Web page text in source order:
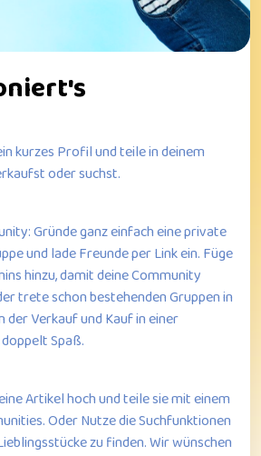
kurzes Profil und teile in deinem
oder suchst.
Gründe ganz einfach eine private
und lade Freunde per Link ein. Füge
hinzu, damit deine Community
trete schon bestehenden Gruppen in
der Verkauf und Kauf in einer
Spaß.
Artikel hoch und teile sie mit einem
Oder Nutze die Suchfunktionen
zu finden. Wir wünschen